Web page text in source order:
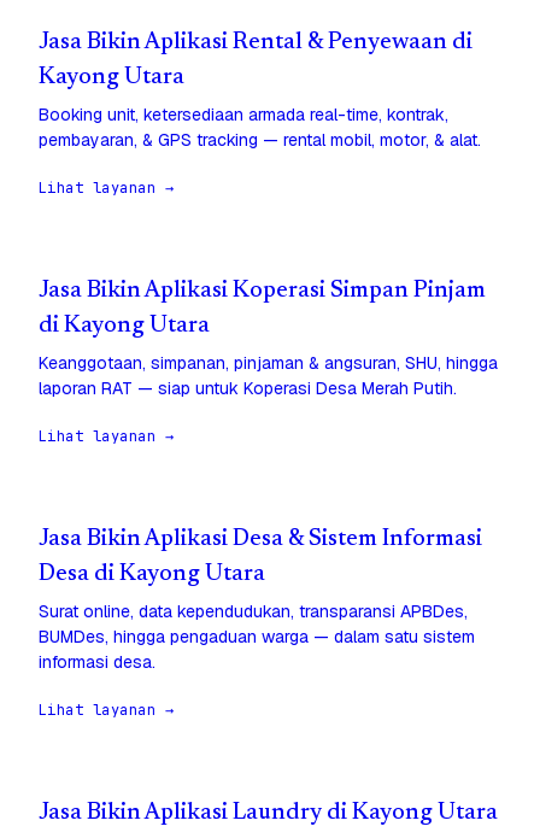
Jasa Bikin Aplikasi Rental & Penyewaan di
Kayong Utara
Booking unit, ketersediaan armada real-time, kontrak,
pembayaran, & GPS tracking — rental mobil, motor, & alat.
Lihat layanan →
Jasa Bikin Aplikasi Koperasi Simpan Pinjam
di Kayong Utara
Keanggotaan, simpanan, pinjaman & angsuran, SHU, hingga
laporan RAT — siap untuk Koperasi Desa Merah Putih.
Lihat layanan →
Jasa Bikin Aplikasi Desa & Sistem Informasi
Desa di Kayong Utara
Surat online, data kependudukan, transparansi APBDes,
BUMDes, hingga pengaduan warga — dalam satu sistem
informasi desa.
Lihat layanan →
Jasa Bikin Aplikasi Laundry di Kayong Utara